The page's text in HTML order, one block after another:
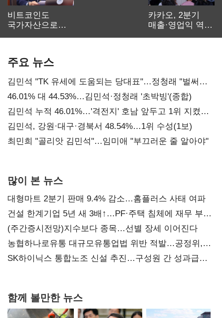
비트코인도
국가자산으로…'
카카오, 2분기
매출·영업익 역대
주요 뉴스
김민석 "TK 유세에 도움되는 당대표"…정청래 "벌써
대표된 양 당직 배분"
46.01% 대 44.53%…김민석·정청래 '초박빙'(종합)
김민석 누적 46.01%…'격전지' 호남 앞두고 1위 지켰다
(2보)
김민석, 강원·대구·경북서 48.54%…1위 수성(1보)
최민희 "골리앗 김민석"…임미애 "부끄러운 줄 알아야"
많이 본 뉴스
대형마트 2분기 판매 9.4% 감소…홈플러스 사태 여파
건설 한계기업 5년 새 3배↑…PF·주택 침체에 재무 부담
확대
(주간증시전망)지수보다 종목…선별 장세 이어진다
농협하나로유통 대규모유통업법 위반 적발…공정위,
과징금 4억6200만원 부과
SK하이닉스 통합노조 신설 추진…구성원 간 성과급
함께 볼만한 뉴스